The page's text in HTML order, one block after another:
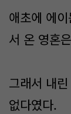
애초에 에
서 온 영혼
그래서 내
없다였다.